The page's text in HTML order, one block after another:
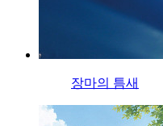
장마의 틈새